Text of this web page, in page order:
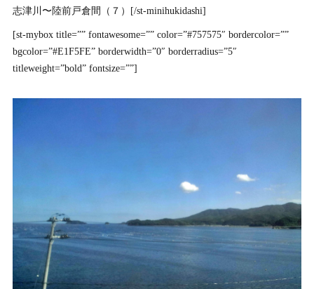
志津川〜陸前戸倉間（７）[/st-minihukidashi]
[st-mybox title=”” fontawesome=”” color=”#757575″ bordercolor=””
bgcolor=”#E1F5FE” borderwidth=”0″ borderradius=”5″
titleweight=”bold” fontsize=””]